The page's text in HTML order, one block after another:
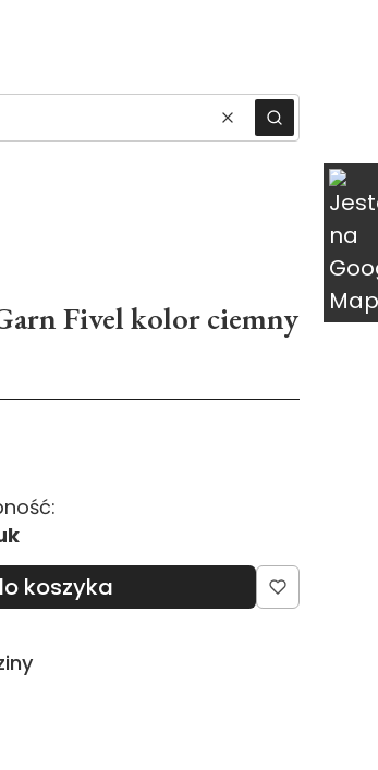
0. Zobacz szczegóły
WyczyśćSzukaj
Fivel kolor ciemny
koszyka